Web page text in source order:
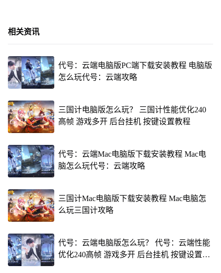
相关资讯
代号：云端电脑版PC端下载安装教程 电脑版
怎么玩代号：云端攻略
三国计电脑版怎么玩？ 三国计性能优化240
高帧 游戏多开 后台挂机 按键设置教程
代号：云端Mac电脑版下载安装教程 Mac电
脑怎么玩代号：云端攻略
三国计Mac电脑版下载安装教程 Mac电脑怎
么玩三国计攻略
代号：云端电脑版怎么玩？ 代号：云端性能
优化240高帧 游戏多开 后台挂机 按键设置教